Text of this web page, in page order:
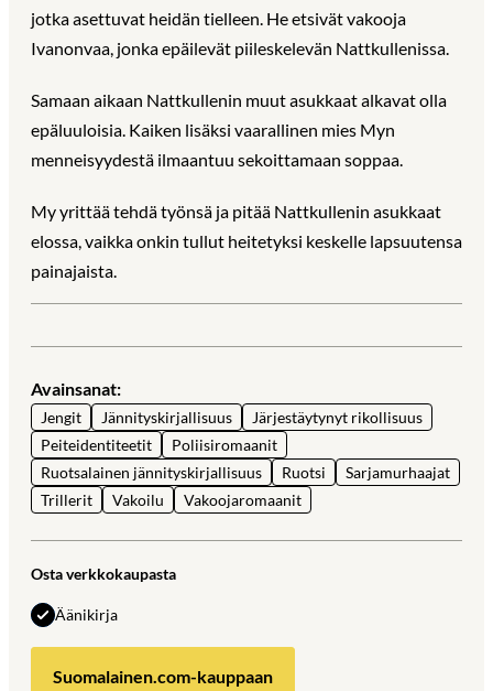
jotka asettuvat heidän tielleen. He etsivät vakooja
Ivanonvaa, jonka epäilevät piileskelevän Nattkullenissa.
Samaan aikaan Nattkullenin muut asukkaat alkavat olla
epäluuloisia. Kaiken lisäksi vaarallinen mies Myn
menneisyydestä ilmaantuu sekoittamaan soppaa.
My yrittää tehdä työnsä ja pitää Nattkullenin asukkaat
elossa, vaikka onkin tullut heitetyksi keskelle lapsuutensa
painajaista.
Avainsanat:
Jengit Jännityskirjallisuus
Järjestäytynyt rikollisuus
Peiteidentiteetit
Poliisiromaanit
Ruotsalainen jännityskirjallisuus
Ruotsi
Sarjamurhaajat
Trillerit
Vakoilu Vakoojaromaanit
Osta verkkokaupasta
Äänikirja
Suomalainen.com-kauppaan